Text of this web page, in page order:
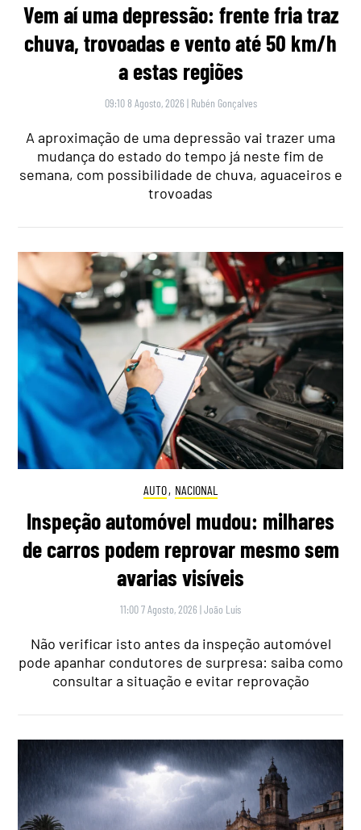
Vem aí uma depressão: frente fria traz
chuva, trovoadas e vento até 50 km/h
a estas regiões
09:10 8 Agosto, 2026 | Rubén Gonçalves
A aproximação de uma depressão vai trazer uma
mudança do estado do tempo já neste fim de
semana, com possibilidade de chuva, aguaceiros e
trovoadas
AUTO, NACIONAL
Inspeção automóvel mudou: milhares
de carros podem reprovar mesmo sem
avarias visíveis
11:00 7 Agosto, 2026 |João Luís
Não verificar isto antes da inspeção automóvel
pode apanhar condutores de surpresa: saiba como
consultar a situação e evitar reprovação